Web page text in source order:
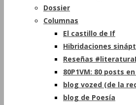
Dossier
Columnas
El castillo de If
Hibridaciones
Reseñas
80P1VM: 80 posts
blog vozed (de la
blog de Poesía